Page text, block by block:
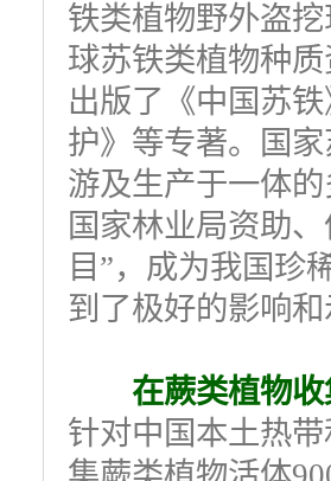
铁类植物野外盗
球苏铁类植物种
出版了《中国苏
护》等专著。国
游及生产于一体
国家林业局资助
目”，成为我国珍
到了极好的影响
在蕨类植物
针对中国本土热